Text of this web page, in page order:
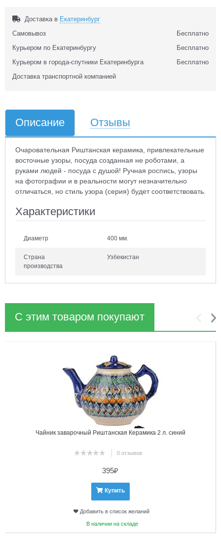
Доставка в Екатеринбург
Самовывоз
Бесплатно
Курьером по Екатеринбургу
Бесплатно
Курьером в города-спутники Екатеринбурга
Бесплатно
Доставка транспортной компанией
Описание Отзывы
Очаровательная Риштанская керамика, привлекательные
восточные узоры, посуда созданная не роботами, а
руками людей - посуда с душой! Ручная роспись, узоры
на фотографии и в реальности могут незначительно
отличаться, но стиль узора (серия) будет соответствовать.
Характеристики
Диаметр 400 мм.
Страна
производства
Узбекистан
С этим товаром покупают
Чайник заварочный Риштанская Керамика 2 л. синий
0 отзывов
395₽
Купить
Добавить в список желаний
В наличии на складе